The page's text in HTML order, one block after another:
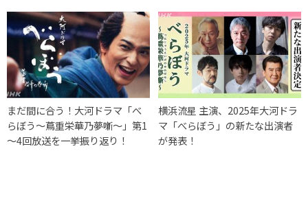
まだ間に合う！大河ドラマ「べ
らぼう～蔦重栄華乃夢噺～」第1
～4回放送を一挙振り返り！
横浜流星 主演、2025年大河ドラ
マ「べらぼう」の新たな出演者
が発表！